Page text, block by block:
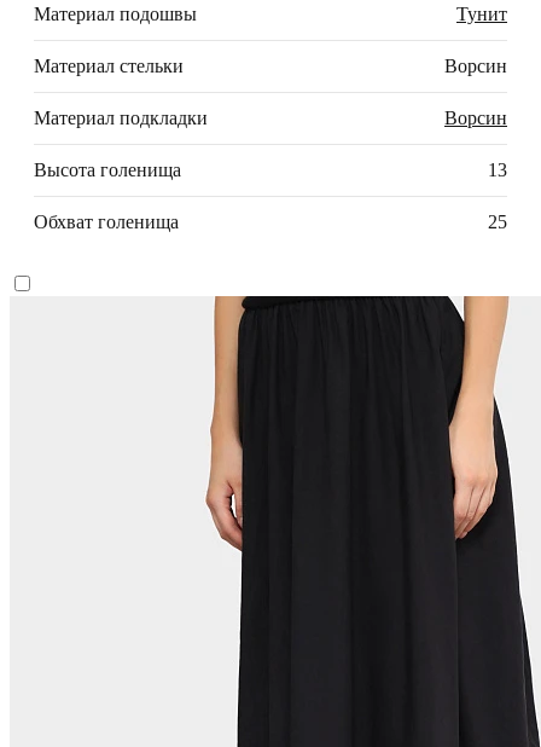
Материал подошвы Тунит
Материал стельки Ворсин
Материал подкладки Ворсин
Высота голенища 13
Обхват голенища 25